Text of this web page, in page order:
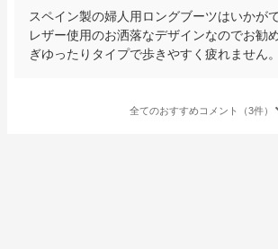
スペイン製の婦人用ロングブーツはいかが
レザー使用のお洒落なデザインなのでお勧
ぎゆったりタイプで歩きやすく疲れません。
全てのおすすめコメント（3件）